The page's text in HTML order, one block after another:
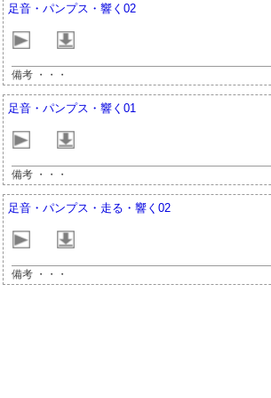
足音・パンプス・響く02
備考 ・・・
足音・パンプス・響く01
備考 ・・・
足音・パンプス・走る・響く02
備考 ・・・